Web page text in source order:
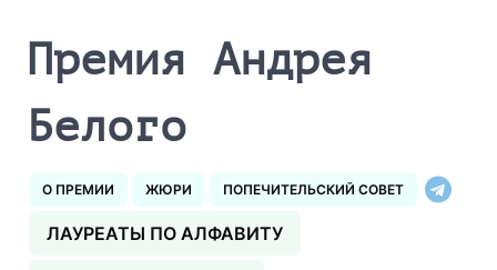
Премия Андрея
Белого
О ПРЕМИИ ЖЮРИ ПОПЕЧИТЕЛЬСКИЙ СОВЕТ
ЛАУРЕАТЫ ПО АЛФАВИТУ